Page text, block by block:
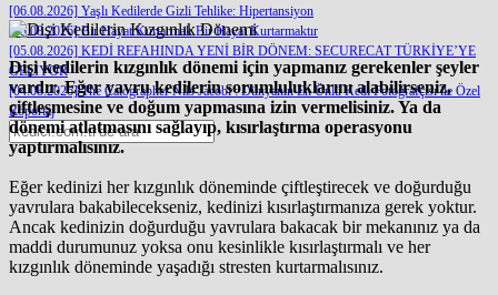
[06.08.2026] Yaşlı Kedilerde Gizli Tehlike: Hipertansiyon
[05.08.2026] Bir Hayat Kurtarmak Bir Hayat Kurtarmaktır
[05.08.2026] KEDİ REFAHINDA YENİ BİR DÖNEM: SECURECAT TÜRKİYE’YE
GELİYOR
[04.08.2026] The Catographer Nils Jacobi : Dünyanın En Ünlü Kedi Fotoğrafçısı ile Özel
Röportaj
Dişi kedilerin kızgınlık dönemi için yapmanız gerekenler şeyler
vardır. Eğer yavru kedilerin sorumluluklarını alabilirseniz,
çiftleşmesine ve doğum yapmasına izin vermelisiniz. Ya da
dönemi atlatmasını sağlayıp, kısırlaştırma operasyonu
yaptırmalısınız.
Eğer kedinizi her kızgınlık döneminde çiftleştirecek ve doğurduğu
yavrulara bakabilecekseniz, kedinizi kısırlaştırmanıza gerek yoktur.
Ancak kedinizin doğurduğu yavrulara bakacak bir mekanınız ya da
maddi durumunuz yoksa onu kesinlikle kısırlaştırmalı ve her
kızgınlık döneminde yaşadığı stresten kurtarmalısınız.